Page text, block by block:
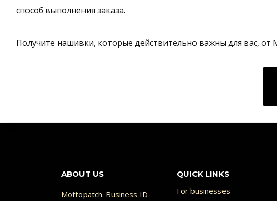
способ выполнения заказа.
Получите нашивки, которые действительно важны для вас, от
ABOUT US
Mottopatch. Business ID
QUICK LINKS
For businesses